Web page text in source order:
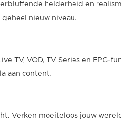
helderheid en
nieuw niveau.
TV, VOD, TV Series en EPG-
aan content.
Verken moeiteloos jouw